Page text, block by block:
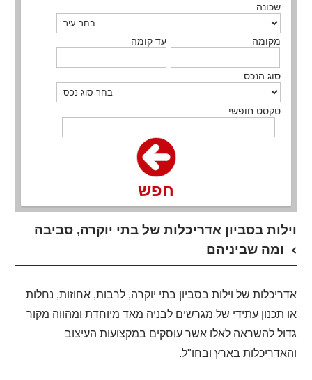
שכונה
מקומה עד קומה
סוג הנכס
טקסט חופשי
חפש
וילות בסביון אדריכלות של בתי יוקרה, סביבה
ומה שביניהם
אדריכלות של וילות בסביון בתי יוקרה, לרבות, אחוזות, נחלות
או תכנון עתידי של מגרשים לבניה מאד מיוחדת ומהווה מקור
גדול להשראה לאלו אשר עוסקים במקצועות העיצוב
והאדריכלות בארץ ובחו"ל.